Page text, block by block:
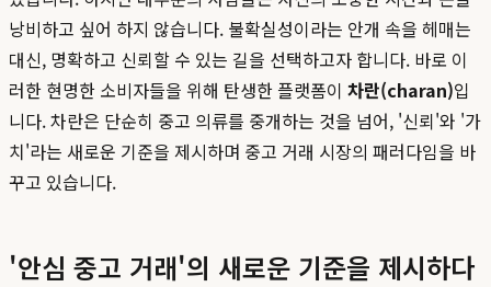
낭비하고 싶어 하지 않습니다. 불확실성이라는 안개 속을 헤매는
대신, 명확하고 신뢰할 수 있는 길을 선택하고자 합니다. 바로 이
러한 현명한 소비자들을 위해 탄생한 플랫폼이 차란(charan)입
니다. 차란은 단순히 중고 의류를 중개하는 것을 넘어, '신뢰'와 '가
치'라는 새로운 기준을 제시하며 중고 거래 시장의 패러다임을 바
꾸고 있습니다.
'안심 중고 거래'의 새로운 기준을 제시하다